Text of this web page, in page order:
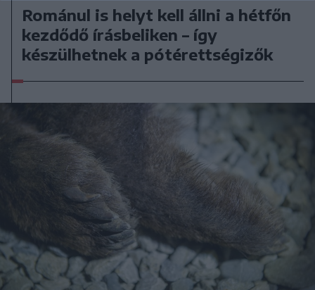
Románul is helyt kell állni a hétfőn
kezdődő írásbeliken – így
készülhetnek a pótérettségizők